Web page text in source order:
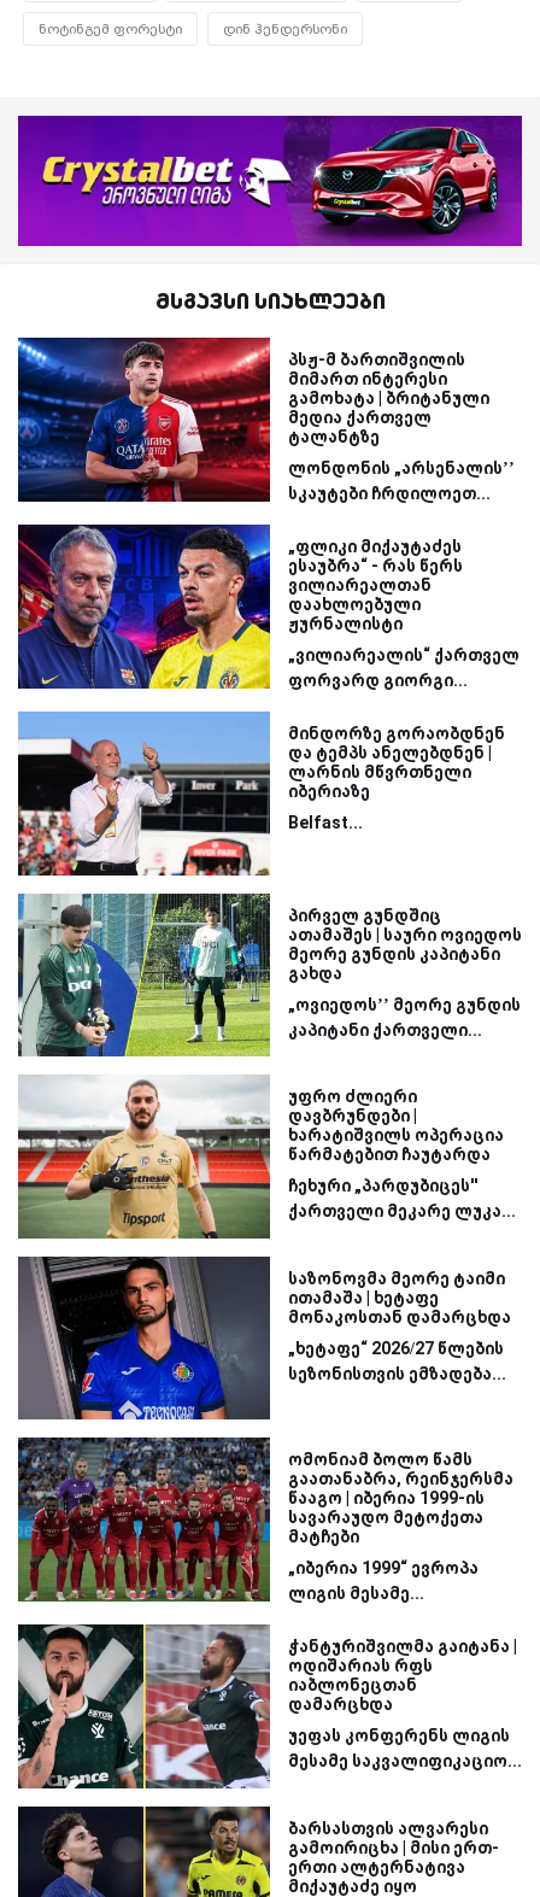
ნოტინგემ ფორესტი დინ ჰენდერსონი
მსგავსი სიახლეები
პსჟ-მ ბართიშვილის
მიმართ ინტერესი
გამოხატა | ბრიტანული
მედია ქართველ
ტალანტზე
ლონდონის „არსენალის’’
სკაუტები ჩრდილოეთ...
„ფლიკი მიქაუტაძეს
ესაუბრა“ - რას წერს
ვილიარეალთან
დაახლოებული
ჟურნალისტი
„ვილიარეალის“ ქართველ
ფორვარდ გიორგი...
მინდორზე გორაობდნენ
და ტემპს ანელებდნენ |
ლარნის მწვრთნელი
იბერიაზე
Belfast...
პირველ გუნდშიც
ათამაშეს | საური ოვიედოს
მეორე გუნდის კაპიტანი
გახდა
„ოვიედოს’’ მეორე გუნდის
კაპიტანი ქართველი...
უფრო ძლიერი
დავბრუნდები |
ხარატიშვილს ოპერაცია
წარმატებით ჩაუტარდა
ჩეხური „პარდუბიცეს''
ქართველი მეკარე ლუკა...
საზონოვმა მეორე ტაიმი
ითამაშა | ხეტაფე
მონაკოსთან დამარცხდა
„ხეტაფე“ 2026/27 წლების
სეზონისთვის ემზადება...
ომონიამ ბოლო წამს
გაათანაბრა, რეინჯერსმა
წააგო | იბერია 1999-ის
სავარაუდო მეტოქეთა
მატჩები
„იბერია 1999“ ევროპა
ლიგის მესამე...
ჭანტურიშვილმა გაიტანა |
ოდიშარიას რფს
იაბლონეცთან
დამარცხდა
უეფას კონფერენს ლიგის
მესამე საკვალიფიკაციო...
ბარსასთვის ალვარესი
გამოირიცხა | მისი ერთ-
ერთი ალტერნატივა
მიქაუტაძე იყო